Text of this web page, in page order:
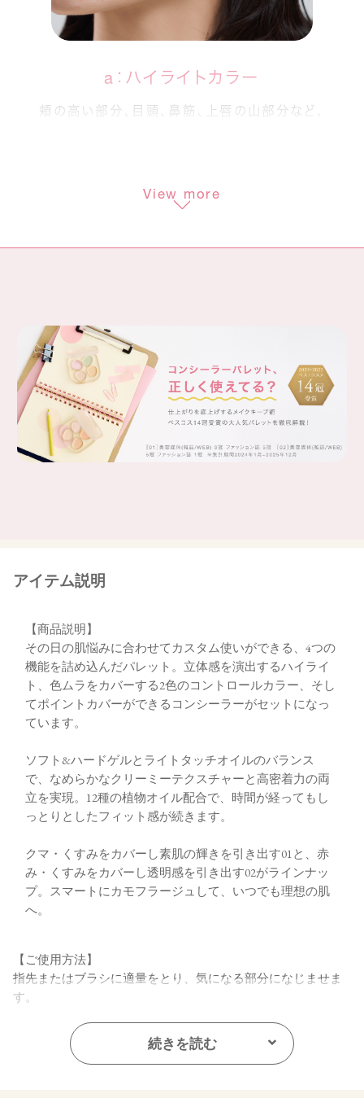
a：ハイライトカラー
頬の高い部分、目頭、鼻筋、上唇の山部分など、
小鼻周りや頬など、
さりげなくトーンアップ。
d：コンシーラー
シミやニキビ跡をポイントでしっかりカバー。
cとブレンドしても。
View more
アイテム説明
【商品説明】
その日の肌悩みに合わせてカスタム使いができる、4つの
機能を詰め込んだパレット。立体感を演出するハイライ
ト、色ムラをカバーする2色のコントロールカラー、そし
てポイントカバーができるコンシーラーがセットになっ
ています。
ソフト&ハードゲルとライトタッチオイルのバランス
で、なめらかなクリーミーテクスチャーと高密着力の両
立を実現。12種の植物オイル配合で、時間が経ってもし
っとりとしたフィット感が続きます。
クマ・くすみをカバーし素肌の輝きを引き出す01と、赤
み・くすみをカバーし透明感を引き出す02がラインナッ
プ。スマートにカモフラージュして、いつでも理想の肌
へ。
【ご使用方法】
指先またはブラシに適量をとり、気になる部分になじませま
す。
【内容量】
続きを読む